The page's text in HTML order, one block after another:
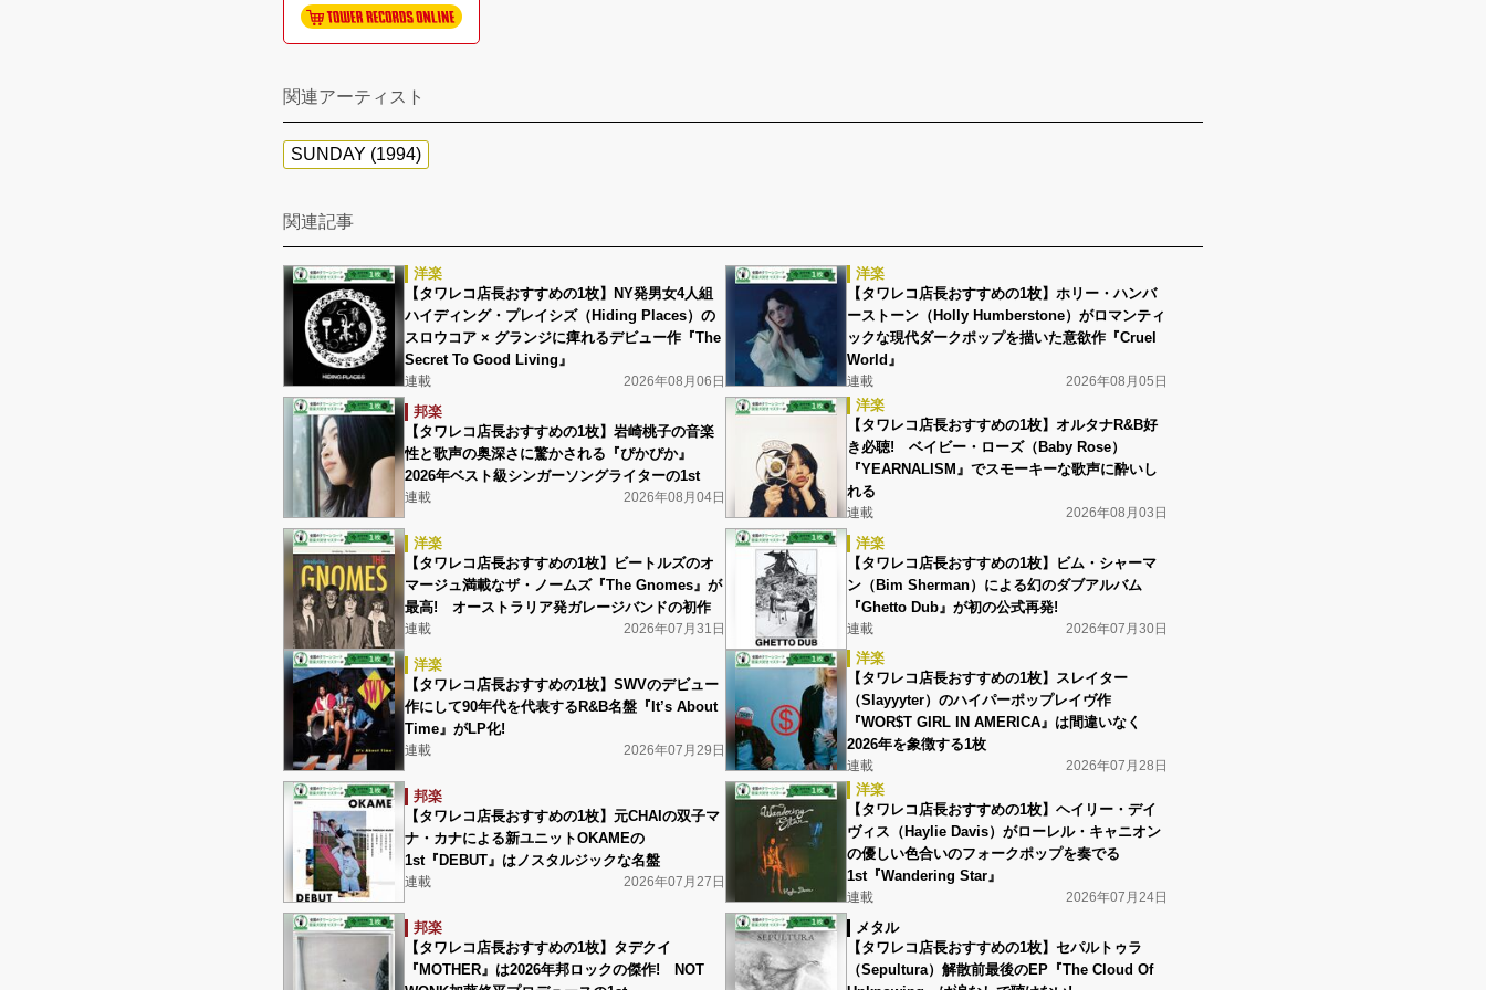
関連アーティスト
SUNDAY (1994)
関連記事
洋楽
【タワレコ店長おすすめの1枚】NY発男女4人組
ハイディング・プレイシズ（Hiding Places）の
スロウコア × グランジに痺れるデビュー作『The
Secret To Good Living』
連載 2026年08月06日
洋楽
【タワレコ店長おすすめの1枚】ホリー・ハンバ
ーストーン（Holly Humberstone）がロマンティ
ックな現代ダークポップを描いた意欲作『Cruel
World』
連載 2026年08月05日
邦楽
【タワレコ店長おすすめの1枚】岩崎桃子の音楽
性と歌声の奥深さに驚かされる『ぴかぴか』
2026年ベスト級シンガーソングライターの1st
連載 2026年08月04日
洋楽
【タワレコ店長おすすめの1枚】オルタナR&B好
き必聴! ベイビー・ローズ（Baby Rose）
『YEARNALISM』でスモーキーな歌声に酔いし
れる
連載 2026年08月03日
洋楽
【タワレコ店長おすすめの1枚】ビートルズのオ
マージュ満載なザ・ノームズ『The Gnomes』が
最高! オーストラリア発ガレージバンドの初作
連載 2026年07月31日
洋楽
【タワレコ店長おすすめの1枚】ビム・シャーマ
ン（Bim Sherman）による幻のダブアルバム
『Ghetto Dub』が初の公式再発!
連載 2026年07月30日
洋楽
【タワレコ店長おすすめの1枚】SWVのデビュー
作にして90年代を代表するR&B名盤『It’s About
Time』がLP化!
連載 2026年07月29日
洋楽
【タワレコ店長おすすめの1枚】スレイター
（Slayyyter）のハイパーポップレイヴ作
『WOR$T GIRL IN AMERICA』は間違いなく
2026年を象徴する1枚
連載 2026年07月28日
邦楽
【タワレコ店長おすすめの1枚】元CHAIの双子マ
ナ・カナによる新ユニットOKAMEの
1st『DEBUT』はノスタルジックな名盤
連載 2026年07月27日
洋楽
【タワレコ店長おすすめの1枚】ヘイリー・デイ
ヴィス（Haylie Davis）がローレル・キャニオン
の優しい色合いのフォークポップを奏でる
1st『Wandering Star』
連載 2026年07月24日
邦楽
【タワレコ店長おすすめの1枚】タデクイ
『MOTHER』は2026年邦ロックの傑作! NOT
メタル
【タワレコ店長おすすめの1枚】セパルトゥラ
（Sepultura）解散前最後のEP『The Cloud Of